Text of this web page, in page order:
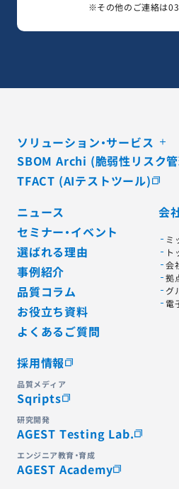
※その他のご連絡は
ソリューション・サービス
SBOM Archi (脆弱性リスク
TFACT (AIテストツール)
ニュース
セミナー・イベント
選ばれる理由
事例紹介
品質コラム
お役立ち資料
よくあるご質問
会
ミ
ト
会
拠
グ
電
採用情報
品質メディア
Sqripts
研究開発
AGEST Testing Lab.
エンジニア教育・育成
AGEST Academy